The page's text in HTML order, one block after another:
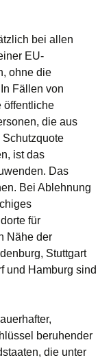
bei allen
EU-
ohne die
Fällen von
öffentliche
die aus
Schutzquote
ist das
Das
Bei Ablehnung
für
Nähe der
Stuttgart
und Hamburg sind
beruhender
die unter